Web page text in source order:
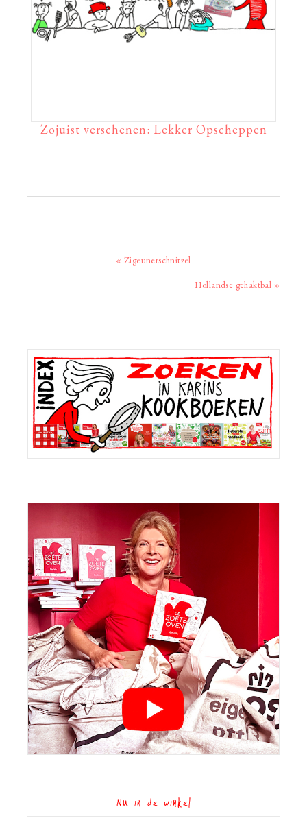
Zojuist verschenen: Lekker Opscheppen
Vorig
« Zigeunerschnitzel
Volgend
Hollandse gehaktbal »
Primaire
Sidebar
Nu in de winkel